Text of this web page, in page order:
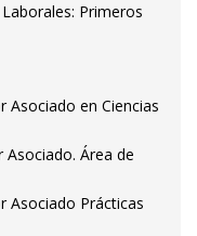
Primeros
Asociado en Ciencias
Área de
Asociado Prácticas